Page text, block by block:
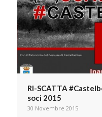
RI-SCATTA
soci 2015
30 Novembre 2015